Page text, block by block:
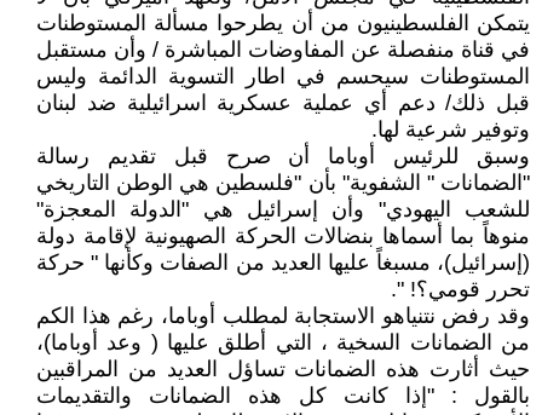
يتمكن الفلسطينيون من أن يطرحوا مسألة المستوطنات
في قناة منفصلة عن المفاوضات المباشرة / وأن مستقبل
المستوطنات سيحسم في اطار التسوية الدائمة وليس
قبل ذلك/ دعم أي عملية عسكرية اسرائيلية ضد لبنان
وتوفير شرعية لها.
وسبق للرئيس أوباما أن صرح قبل تقديم رسالة
"الضمانات " الشفوية" بأن "فلسطين هي الوطن التاريخي
للشعب اليهودي" وأن إسرائيل هي "الدولة المعجزة"
منوهاً بما أسماها بنضالات الحركة الصهيونية لإقامة دولة
(إسرائيل)، مسبغاً عليها العديد من الصفات وكأنها " حركة
تحرر قومي؟! ".
وقد رفض نتنياهو الاستجابة لمطلب أوباما، رغم هذا الكم
من الضمانات السخية ، التي أطلق عليها ( وعد أوباما)،
حيث أثارت هذه الضمانات تساؤل العديد من المراقبين
بالقول : "إذا كانت كل هذه الضمانات والتقديمات